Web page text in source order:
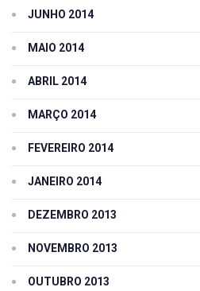
JUNHO 2014
MAIO 2014
ABRIL 2014
MARÇO 2014
FEVEREIRO 2014
JANEIRO 2014
DEZEMBRO 2013
NOVEMBRO 2013
OUTUBRO 2013